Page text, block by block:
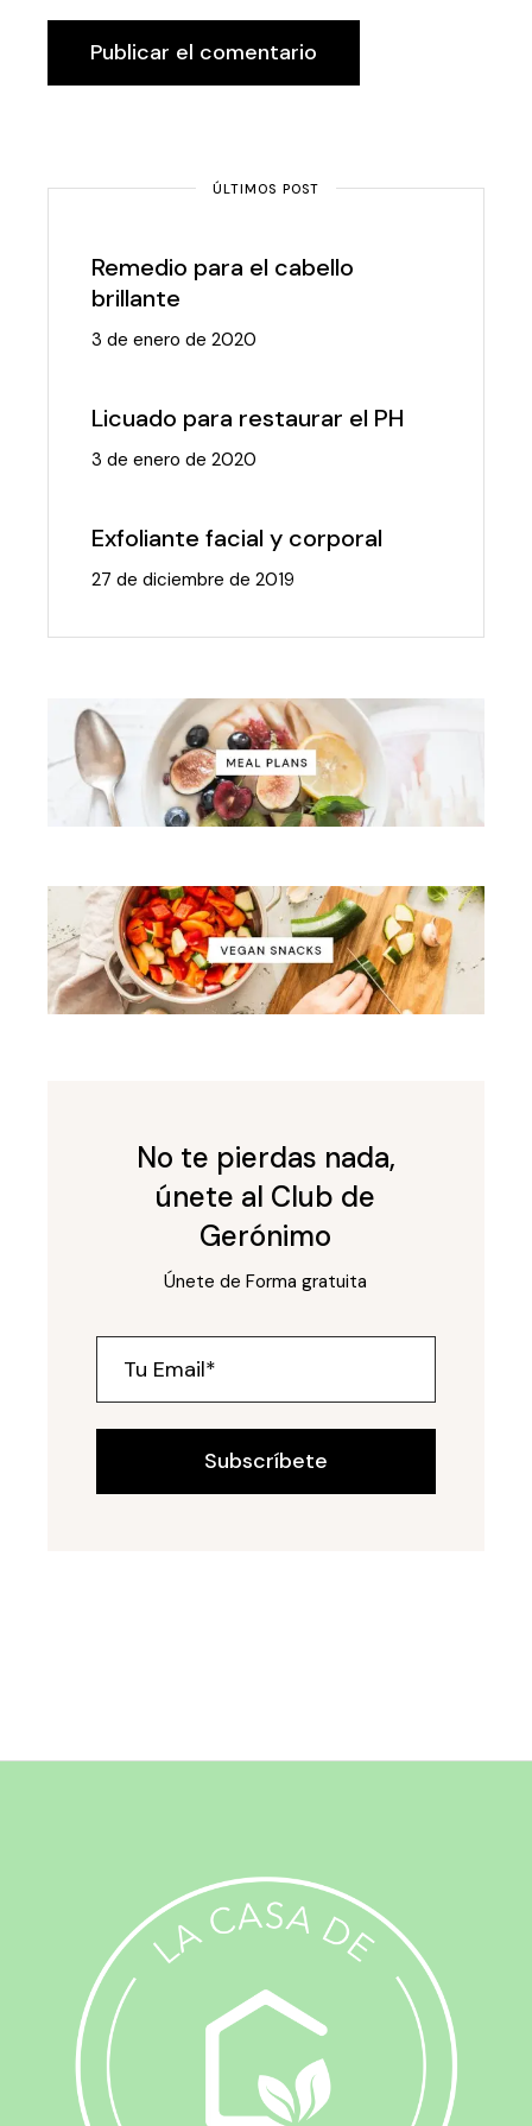
Publicar el comentario
ÚLTIMOS POST
Remedio para el cabello
brillante
3 de enero de 2020
Licuado para restaurar el PH
3 de enero de 2020
Exfoliante facial y corporal
27 de diciembre de 2019
No te pierdas nada,
únete al Club de
Gerónimo
Únete de Forma gratuita
Subscríbete